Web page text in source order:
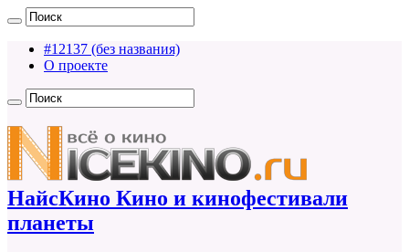
#12137 (без названия)
О проекте
НайсКино Кино и кинофестивали
планеты